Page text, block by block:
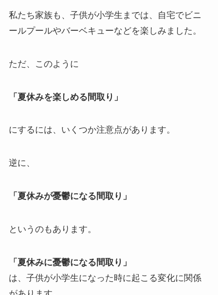
私たち家族も、子供が小学生までは、自宅でビニ
ールプールやバーベキューなどを楽しみました。
ただ、このように
「夏休みを楽しめる間取り」
にするには、いくつか注意点があります。
逆に、
「夏休みが憂鬱になる間取り」
というのもあります。
「夏休みに憂鬱になる間取り」
は、子供が小学生になった時に起こる変化に関係